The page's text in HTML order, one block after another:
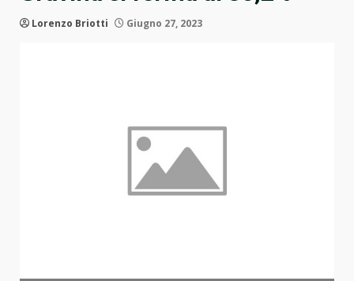
Lorenzo Briotti Giugno 27, 2023